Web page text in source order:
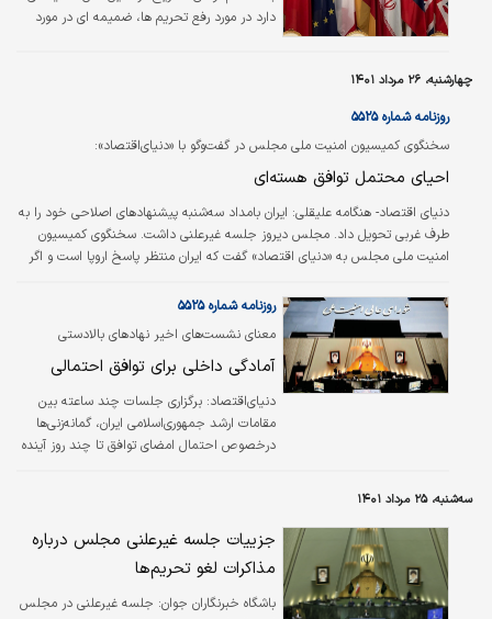
دارد در مورد رفع تحریم ها، ضمیمه ای در مورد
چهارشنبه، ۲۶ مرداد ۱۴۰۱
سخنگوی کمیسیون امنیت ملی مجلس در گفت‌وگو با «دنیای‌اقتصاد»:
روزنامه شماره ۵۵۲۵
احیای محتمل توافق هسته‌ای
دنیای اقتصاد- هنگامه علیقلی: ایران بامداد سه‌شنبه پیشنهادهای اصلاحی خود را به
طرف غربی تحویل داد. مجلس دیروز جلسه غیرعلنی داشت. سخنگوی کمیسیون
امنیت ملی مجلس به «دنیای اقتصاد» گفت که ایران منتظر پاسخ اروپا است و اگر
کمیسیون امنیت ملی نیز از توافق محتمل بسیار نزدیک به «دنیای اقتصاد» خبر
معنای نشست‌های اخیر نهادهای بالادستی
چیست؟
روزنامه شماره ۵۵۲۵
آمادگی داخلی برای توافق احتمالی
دنیای‌اقتصاد: بر‌گزاری جلسات چند ساعته بین
مقامات ارشد جمهوری‌اسلامی ایران، گمانه‌‌‌‌‌‌‌زنی‌‌‌‌‌‌‌ها
درخصوص احتمال امضای توافق تا چند روز آینده
سه‌شنبه، ۲۵ مرداد ۱۴۰۱
جزییات جلسه غیرعلنی مجلس درباره
مذاکرات لغو تحریم‌ها
باشگاه خبرنگاران جوان: جلسه غیرعلنی در مجلس